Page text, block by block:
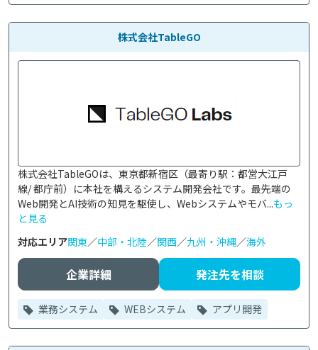
株式会社TableGO
株式会社TableGOは、東京都新宿区（最寄り駅：都営大江戸
線/ 都庁前）に本社を構えるシステム開発会社です。最先端の
Web開発とAI技術の知見を駆使し、Webシステムやモバ...もっ
と見る
対応エリア関東／中部・北陸／関西／九州・沖縄／海外
企業詳細 発注先を相談
業務システム WEBシステム アプリ開発